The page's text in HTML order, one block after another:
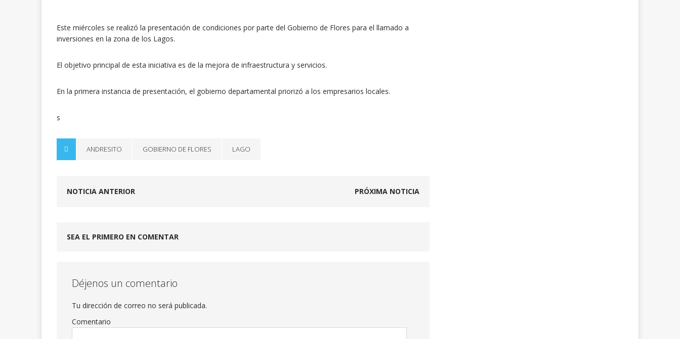
Este miércoles se realizó la presentación de condiciones por parte del Gobierno de Flores para el llamado a
inversiones en la zona de los Lagos.
El objetivo principal de esta iniciativa es de la mejora de infraestructura y servicios.
En la primera instancia de presentación, el gobierno departamental priorizó a los empresarios locales.
s
ANDRESITO GOBIERNO DE FLORES LAGO
NOTICIA ANTERIOR PRÓXIMA NOTICIA
SEA EL PRIMERO EN COMENTAR
Déjenos un comentario
Tu dirección de correo no será publicada.
Comentario